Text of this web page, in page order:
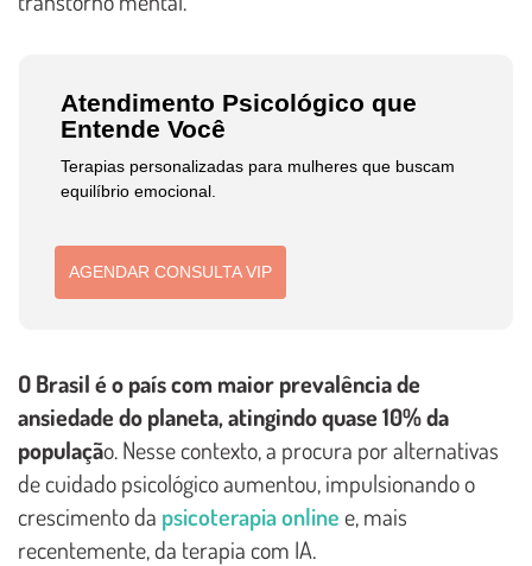
Atendimento Psicológico que
Entende Você
Terapias personalizadas para mulheres que buscam
equilíbrio emocional.
AGENDAR CONSULTA VIP
O Brasil é o país com maior prevalência de
ansiedade do planeta, atingindo quase 10% da
população. Nesse contexto, a procura por alternativas
de cuidado psicológico aumentou, impulsionando o
crescimento da psicoterapia online e, mais
recentemente, da terapia com IA.